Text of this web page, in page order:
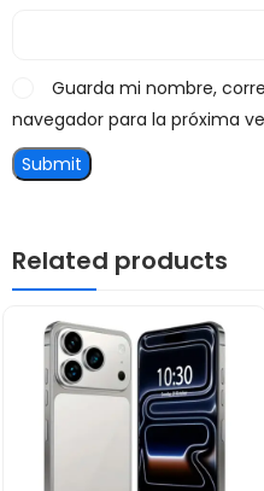
Guarda mi nombre,
navegador para la próxima
Related products